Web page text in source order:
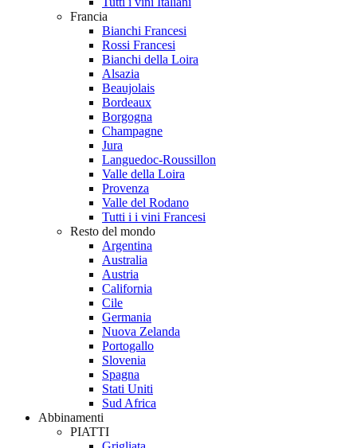
Francia
Bianchi Francesi
Rossi Francesi
Bianchi della Loira
Alsazia
Beaujolais
Bordeaux
Borgogna
Champagne
Jura
Languedoc-Roussillon
Valle della Loira
Provenza
Valle del Rodano
Tutti i i vini Francesi
Resto del mondo
Argentina
Australia
Austria
California
Cile
Germania
Nuova Zelanda
Portogallo
Slovenia
Spagna
Stati Uniti
Sud Africa
Abbinamenti
PIATTI